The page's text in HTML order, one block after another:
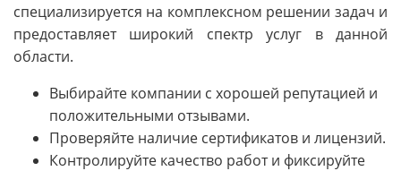
специализируется на комплексном решении задач и
предоставляет широкий спектр услуг в данной
области.
Выбирайте компании с хорошей репутацией и
положительными отзывами.
Проверяйте наличие сертификатов и лицензий.
Контролируйте качество работ и фиксируйте